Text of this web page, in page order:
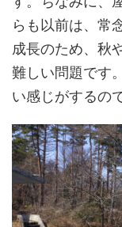
らも以前は、常
成長のため、秋
難しい問題です
い感じがするの